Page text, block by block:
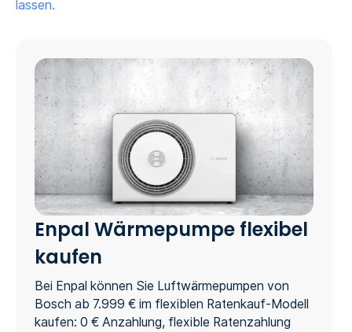
lassen.
Enpal Wärmepumpe flexibel
kaufen
Bei Enpal können Sie Luftwärmepumpen von
Bosch ab 7.999 € im flexiblen Ratenkauf-Modell
kaufen: 0 € Anzahlung, flexible Ratenzahlung